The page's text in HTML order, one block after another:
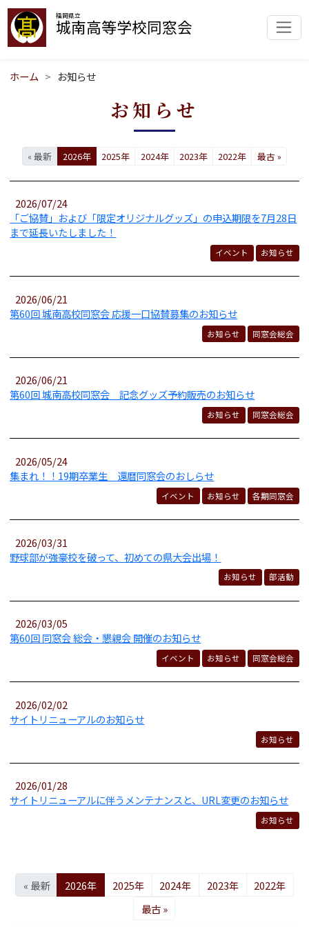
福岡県立
城南高等学校同窓会
ホーム お知らせ
お知らせ
« 最新 2026年 2025年 2024年 2023年 2022年 最古 »
2026/07/24
「ご協賛」および「限定オリジナルグッズ」の申込期限を7月28日
まで延長いたしました！
イベント お知らせ
2026/06/21
第60回 城南高校同窓会 応援一口協賛募集のお知らせ
お知らせ 同窓会総会
2026/06/21
第60回 城南高校同窓会 記念グッズ予約販売のお知らせ
お知らせ 同窓会総会
2026/05/24
集まれ！！19期卒業生 還暦同窓会のおしらせ
イベント お知らせ 各期同窓会
2026/03/31
野球部が強豪校を破って、初めての県大会出場！
お知らせ 部活動
2026/03/05
第60回 同窓会 総会・懇親会 開催のお知らせ
イベント お知らせ 同窓会総会
2026/02/02
サイトリニューアルのお知らせ
お知らせ
2026/01/28
サイトリニューアルに伴うメンテナンスと、URL変更のお知らせ
お知らせ
« 最新 2026年 2025年 2024年 2023年
2022年
最古 »